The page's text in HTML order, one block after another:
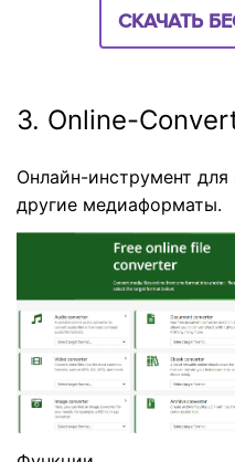
СКАЧАТЬ
3. Online-
Онлайн-инструмент для
другие медиаформаты.